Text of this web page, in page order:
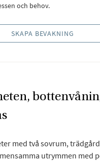
och behov.
SKAPA BEVAKNING
med två sovrum,
utrymmen med